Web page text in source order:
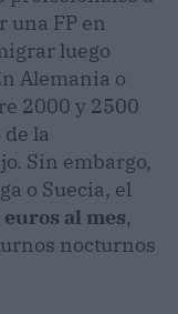
una FP en
luego
Alemania o
2000 y 2500
la
Sin embargo,
o Suecia, el
al mes,
nocturnos